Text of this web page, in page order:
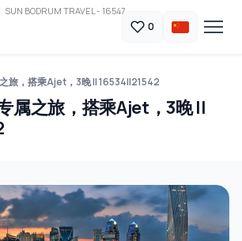
SUN BODRUM TRAVEL - 16547
0
旅，搭乘Ajet，3晚 || 16534||21542
属之旅，搭乘Ajet，3晚 ||